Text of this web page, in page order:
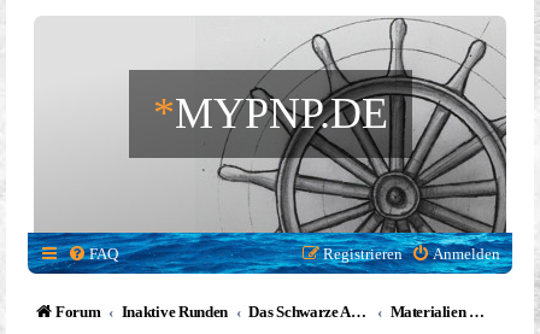
*MYPNP.DE
FAQ Anmelden
Registrieren
Forum Inaktive Runden Das Schwarze Auge - Südmeerabenteuer Materialien & Aufzeichnungen